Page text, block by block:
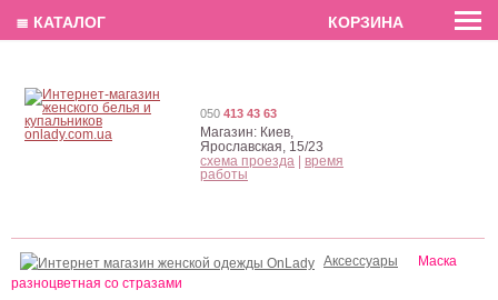
EN РУС
Аксессуары
Маска
разноцветная со стразами
050 413 43 63
Магазин: Киев,
Ярославская, 15/23
схема проезда
время
работы
≣ КАТАЛОГ КОРЗИНА